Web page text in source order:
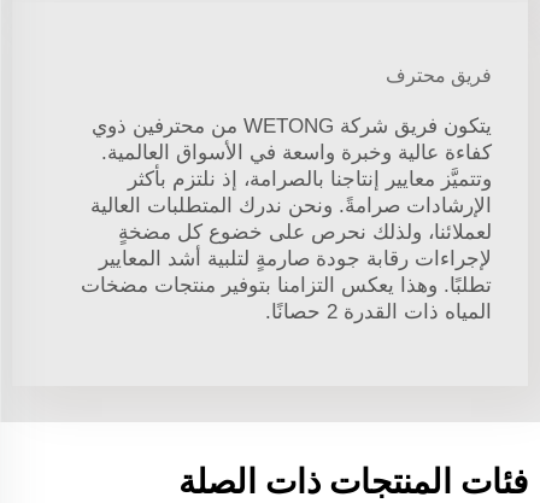
فريق محترف
يتكون فريق شركة WETONG من محترفين ذوي
كفاءة عالية وخبرة واسعة في الأسواق العالمية.
وتتميَّز معايير إنتاجنا بالصرامة، إذ نلتزم بأكثر
الإرشادات صرامةً. ونحن ندرك المتطلبات العالية
لعملائنا، ولذلك نحرص على خضوع كل مضخةٍ
لإجراءات رقابة جودة صارمةٍ لتلبية أشد المعايير
تطلبًا. وهذا يعكس التزامنا بتوفير منتجات مضخات
المياه ذات القدرة 2 حصانًا.
فئات المنتجات ذات الصلة